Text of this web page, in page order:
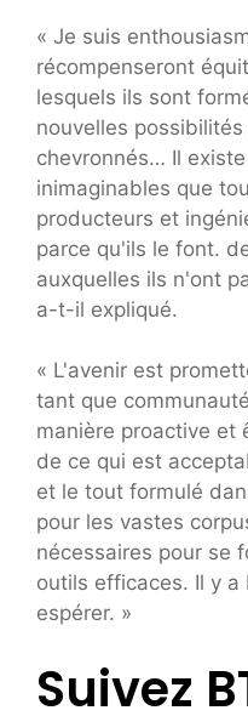
« Je suis
récompenseront
lesquels ils sont
nouvelles
chevronnés… Il
inimaginables que
producteurs et
parce qu'ils le font.
auxquelles ils n'ont
a-t-il expliqué.
« L'avenir est
tant que
manière proactive et
de ce qui est
et le tout formulé
pour les vastes
nécessaires pour se
outils efficaces. Il y
espérer. »
Suivez